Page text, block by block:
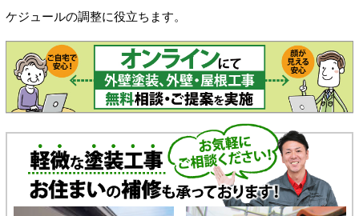
ケジュールの調整に役立ちます。